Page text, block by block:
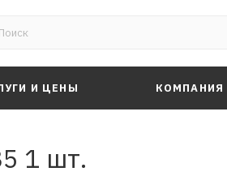
И ЦЕНЫ КОМПАНИЯ
1 шт.